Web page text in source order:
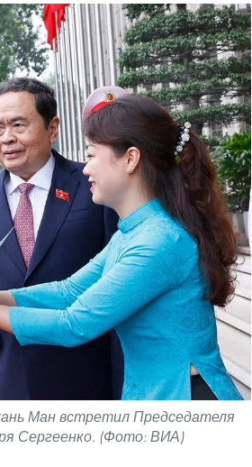
Ман встретил Председателя
Сергеенко. (Фото: ВИА)